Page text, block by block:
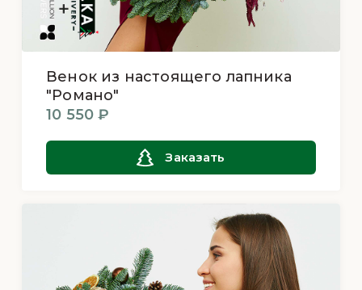
Венок из настоящего лапника
"Романо"
10 550 ₽
Заказать